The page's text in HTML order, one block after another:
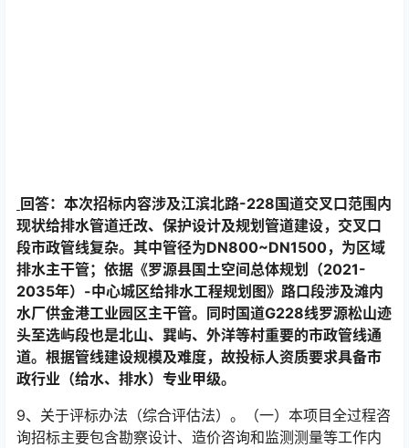
回答：本次招标内容涉及江滨北路-228国道交叉口范围内
现状给排水管道迁改、保护设计及规划管道建设，交叉口
段市政管线复杂。其中管径为DN800~DN1500，为区域
排水主干管；依据《罗源县国土空间总体规划（2021-
2035年）-中心城区给排水工程规划图》路口段涉及滩内
水厂供金港工业园区主干管。同时国道G228线罗源松山迹
头至选屿段也是北山、巽屿、外洋等村重要的市政管线通
道。根据管线建设规模及难度，故投标人资质要求具备市
政行业（给水、排水）专业甲级。
9、 关于评标办法（综合评估法）。（一）本项目全过程咨
询招标主要包含勘察设计、造价咨询和监测测量等工作内